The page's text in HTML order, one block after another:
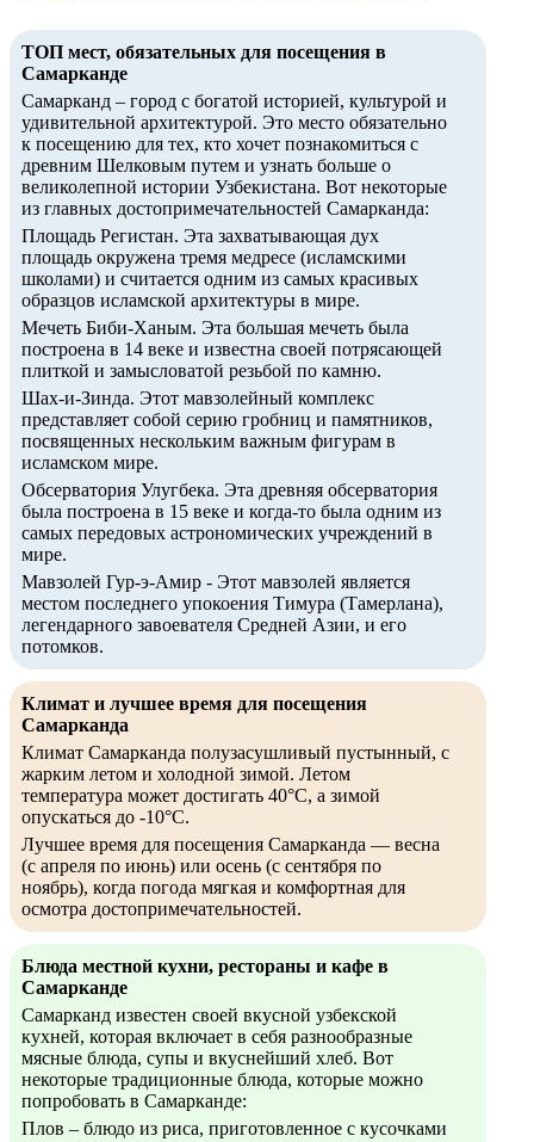
ТОП мест, обязательных для посещения в
Самарканде
Самарканд – город с богатой историей, культурой и
удивительной архитектурой. Это место обязательно
к посещению для тех, кто хочет познакомиться с
древним Шелковым путем и узнать больше о
великолепной истории Узбекистана. Вот некоторые
из главных достопримечательностей Самарканда:
Площадь Регистан. Эта захватывающая дух
площадь окружена тремя медресе (исламскими
школами) и считается одним из самых красивых
образцов исламской архитектуры в мире.
Мечеть Биби-Ханым. Эта большая мечеть была
построена в 14 веке и известна своей потрясающей
плиткой и замысловатой резьбой по камню.
Шах-и-Зинда. Этот мавзолейный комплекс
представляет собой серию гробниц и памятников,
посвященных нескольким важным фигурам в
исламском мире.
Обсерватория Улугбека. Эта древняя обсерватория
была построена в 15 веке и когда-то была одним из
самых передовых астрономических учреждений в
мире.
Мавзолей Гур-э-Амир - Этот мавзолей является
местом последнего упокоения Тимура (Тамерлана),
легендарного завоевателя Средней Азии, и его
потомков.
Климат и лучшее время для посещения
Самарканда
Климат Самарканда полузасушливый пустынный, с
жарким летом и холодной зимой. Летом
температура может достигать 40°C, а зимой
опускаться до -10°C.
Лучшее время для посещения Самарканда — весна
(с апреля по июнь) или осень (с сентября по
ноябрь), когда погода мягкая и комфортная для
осмотра достопримечательностей.
Блюда местной кухни, рестораны и кафе в
Самарканде
Самарканд известен своей вкусной узбекской
кухней, которая включает в себя разнообразные
мясные блюда, супы и вкуснейший хлеб. Вот
некоторые традиционные блюда, которые можно
попробовать в Самарканде:
Плов – блюдо из риса, приготовленное с кусочками